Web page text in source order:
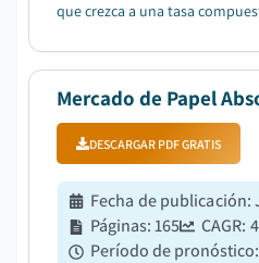
que crezca a una tasa
Mercado de Papel
DESCARGAR PDF GRATIS
Fecha de publicación:
Páginas:165 CAGR:
Período de pronóstico: